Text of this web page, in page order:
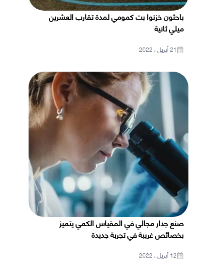
باحثون خزنوا بت كمومي لمدة تقارب العشرين
ميلي ثانية
21 أبريل ، 2022
صنع جدار مجالي في المقياس الكمي يتميز
بخصائص غريبة في تجربة جديدة
12 أبريل ، 2022